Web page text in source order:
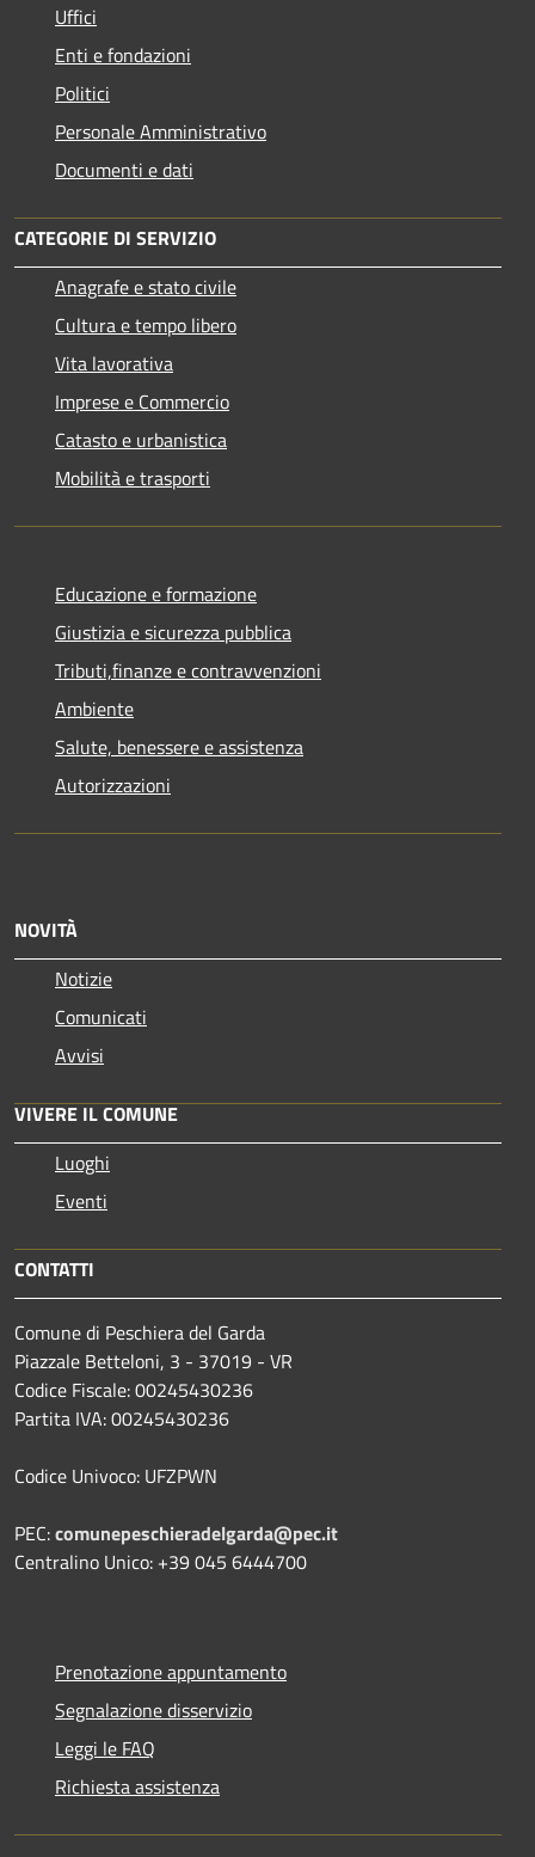
Uffici
Enti e fondazioni
Politici
Personale Amministrativo
Documenti e dati
CATEGORIE DI SERVIZIO
Anagrafe e stato civile
Cultura e tempo libero
Vita lavorativa
Imprese e Commercio
Catasto e urbanistica
Mobilità e trasporti
Educazione e formazione
Giustizia e sicurezza pubblica
Tributi,finanze e contravvenzioni
Ambiente
Salute, benessere e assistenza
Autorizzazioni
NOVITÀ
Notizie
Comunicati
Avvisi
VIVERE IL COMUNE
Luoghi
Eventi
CONTATTI
Comune di Peschiera del Garda
Piazzale Betteloni, 3 - 37019 - VR
Codice Fiscale: 00245430236
Partita IVA: 00245430236
Codice Univoco: UFZPWN
PEC:comunepeschieradelgarda@pec.it
Centralino Unico: +39 045 6444700
Prenotazione appuntamento
Segnalazione disservizio
Leggi le FAQ
Richiesta assistenza